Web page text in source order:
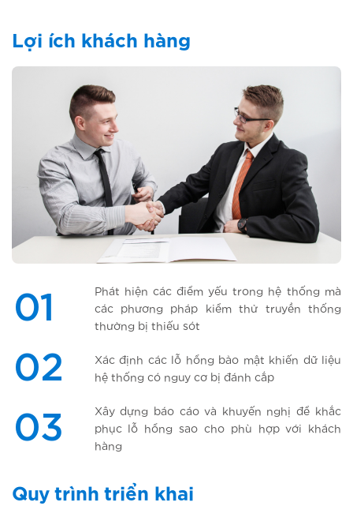
Lợi ích khách hàng
01
Phát hiện các điểm yếu trong hệ thống mà
các phương pháp kiểm thử truyền thống
thường bị thiếu sót
02
Xác định các lỗ hổng bảo mật khiến dữ liệu
hệ thống có nguy cơ bị đánh cắp
03
Xây dựng báo cáo và khuyến nghị để khắc
phục lỗ hổng sao cho phù hợp với khách
hàng
Quy trình triển khai